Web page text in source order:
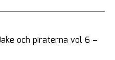
och piraterna vol 6 –